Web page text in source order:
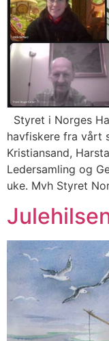
Styret i Norges
havfiskere fra vårt
Kristiansand,
Ledersamling og
uke. Mvh Styret